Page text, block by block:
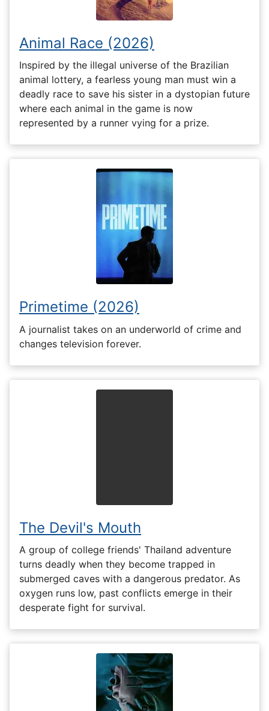
Animal Race (2026)
Inspired by the illegal universe of the Brazilian
animal lottery, a fearless young man must win a
deadly race to save his sister in a dystopian future
where each animal in the game is now
represented by a runner vying for a prize.
Primetime (2026)
A journalist takes on an underworld of crime and
changes television forever.
The Devil's Mouth
A group of college friends' Thailand adventure
turns deadly when they become trapped in
submerged caves with a dangerous predator. As
oxygen runs low, past conflicts emerge in their
desperate fight for survival.